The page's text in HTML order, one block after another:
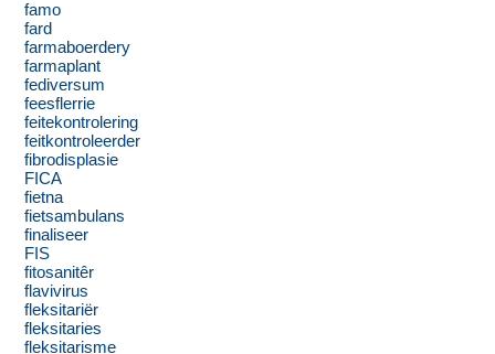
famo
fard
farmaboerdery
farmaplant
fediversum
feesflerrie
feitekontrolering
feitkontroleerder
fibrodisplasie
FICA
fietna
fietsambulans
finaliseer
FIS
fitosanitêr
flavivirus
fleksitariër
fleksitaries
fleksitarisme